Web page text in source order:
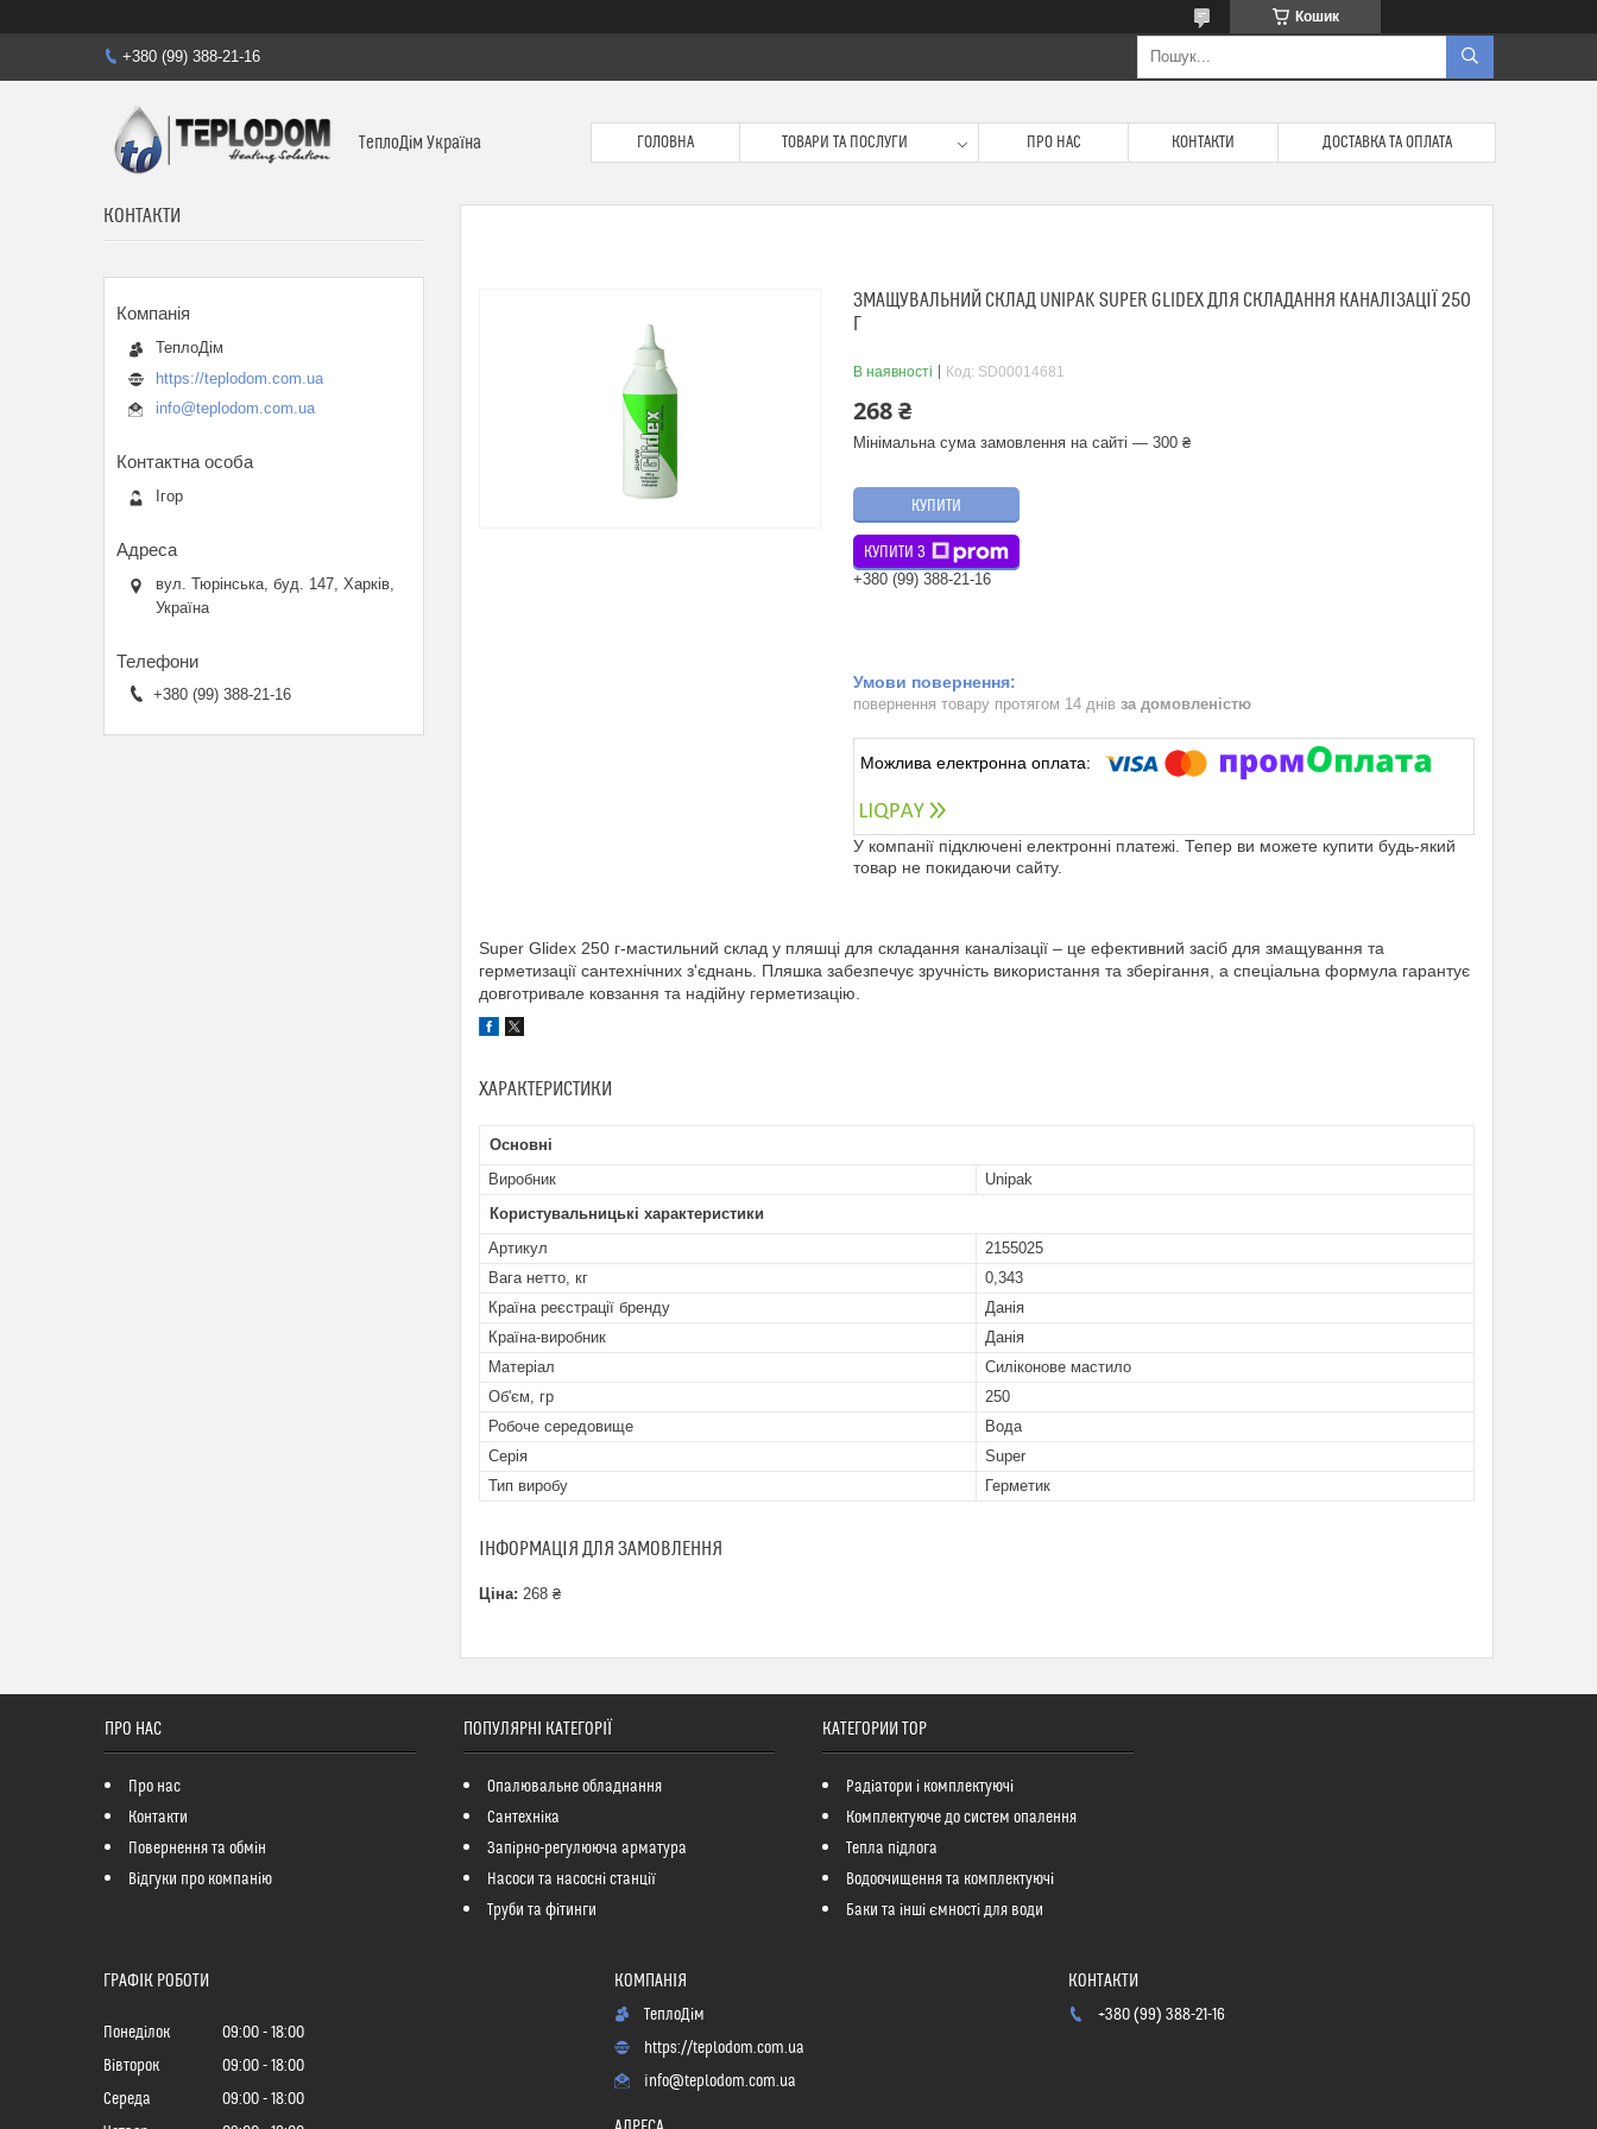
Кошик
+380 (99) 388-21-16
ТеплоДім Україна ГОЛОВНА ТОВАРИ ТА ПОСЛУГИ ПРО НАС КОНТАКТИ ДОСТАВКА ТА ОПЛАТА
ЗМАЩУВАЛЬНИЙ СКЛАД UNIPAK SUPER GLIDEX ДЛЯ СКЛАДАННЯ КАНАЛІЗАЦІЇ 250
Г
В наявності Код: SD00014681
268 ₴
Мінімальна сума замовлення на сайті — 300 ₴
КУПИТИ
КУПИТИ З
+380 (99) 388-21-16
повернення товару протягом 14 днів за домовленістю
У компанії підключені електронні платежі. Тепер ви можете купити будь-який
товар не покидаючи сайту.
Super Glidex 250 г-мастильний склад у пляшці для складання каналізації – це ефективний засіб для змащування та
герметизації сантехнічних з'єднань. Пляшка забезпечує зручність використання та зберігання, а спеціальна формула гарантує
довготривале ковзання та надійну герметизацію.
ХАРАКТЕРИСТИКИ
Основні
Виробник
Unipak
Користувальницькі характеристики
Артикул
2155025
Вага нетто, кг
0,343
Країна реєстрації бренду
Данія
Країна-виробник
Данія
Матеріал
Силіконове мастило
Об'єм, гр
250
Робоче середовище
Вода
Серія
Super
Тип виробу
Герметик
ІНФОРМАЦІЯ ДЛЯ ЗАМОВЛЕННЯ
Ціна: 268 ₴
КОНТАКТИ
ТеплоДім
https://teplodom.com.ua
info@teplodom.com.ua
Ігор
вул. Тюрінська, буд. 147, Харків,
Україна
+380 (99) 388-21-16
ПРО НАС
Про нас
Контакти
Повернення та обмін
Відгуки про компанію
ПОПУЛЯРНІ КАТЕГОРІЇ
Опалювальне обладнання
Сантехніка
Запірно-регулююча арматура
Насоси та насосні станції
Труби та фітинги
КАТЕГОРИИ ТОР
Радіатори і комплектуючі
Комплектуюче до систем опалення
Тепла підлога
Водоочищення та комплектуючі
Баки та інші ємності для води
ГРАФІК РОБОТИ
Понеділок 09:00
18:00
Вівторок
09:00
18:00
Середа
09:00
18:00
ТеплоДім
https://teplodom.com.ua
info@teplodom.com.ua
+380 (99) 388-21-16